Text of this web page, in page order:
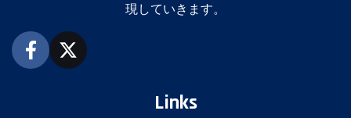
現していきます。
Links